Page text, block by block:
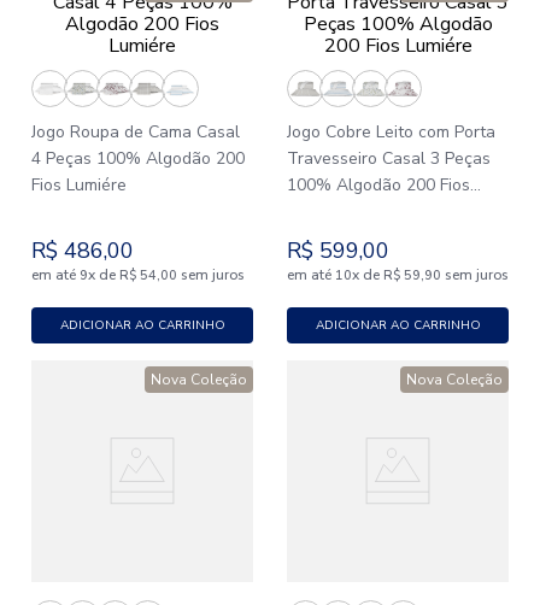
Jogo Roupa de Cama Casal
4 Peças 100% Algodão 200
Fios Lumiére
R$ 486,00
em até 9x de R$ 54,00 sem juros
ADICIONAR AO CARRINHO
Jogo Cobre Leito com Porta
Travesseiro Casal 3 Peças
100% Algodão 200 Fios
R$ 599,00
em até 10x de R$ 59,90 sem juros
ADICIONAR AO CARRINHO
Nova Coleção Nova Coleção